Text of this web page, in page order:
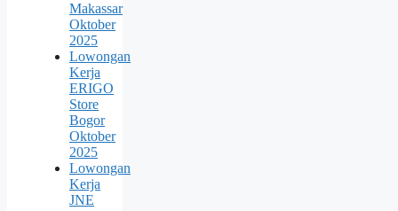
Makassar
Oktober
2025
Lowongan
Kerja
ERIGO
Store
Bogor
Oktober
2025
Lowongan
Kerja
JNE